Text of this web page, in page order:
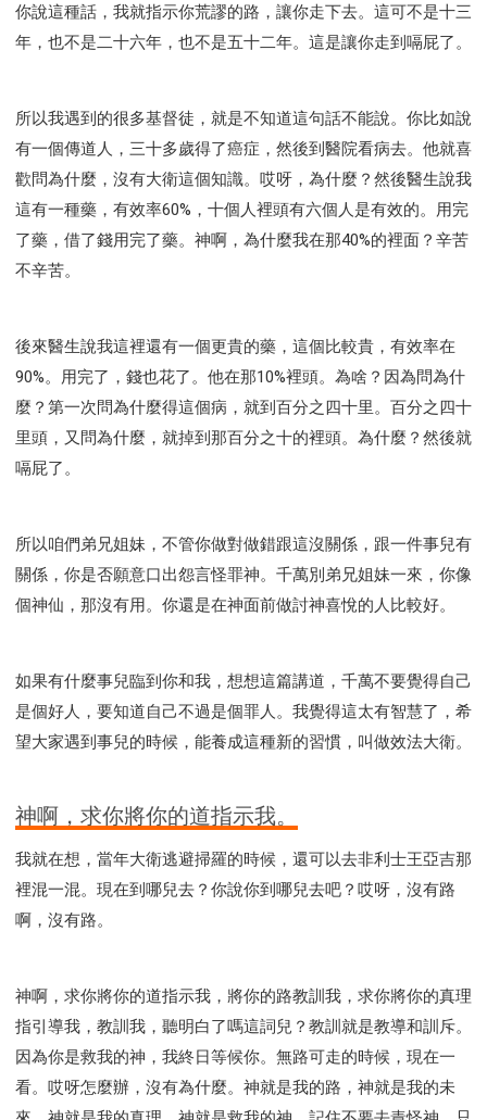
你說這種話，我就指示你荒謬的路，讓你走下去。這可不是十三
年，也不是二十六年，也不是五十二年。這是讓你走到嗝屁了。
所以我遇到的很多基督徒，就是不知道這句話不能說。你比如說
有一個傳道人，三十多歲得了癌症，然後到醫院看病去。他就喜
歡問為什麼，沒有大衛這個知識。哎呀，為什麼？然後醫生說我
這有一種藥，有效率60%，十個人裡頭有六個人是有效的。用完
了藥，借了錢用完了藥。神啊，為什麼我在那40%的裡面？辛苦
不辛苦。
後來醫生說我這裡還有一個更貴的藥，這個比較貴，有效率在
90%。用完了，錢也花了。他在那10%裡頭。為啥？因為問為什
麼？第一次問為什麼得這個病，就到百分之四十里。百分之四十
里頭，又問為什麼，就掉到那百分之十的裡頭。為什麼？然後就
嗝屁了。
所以咱們弟兄姐妹，不管你做對做錯跟這沒關係，跟一件事兒有
關係，你是否願意口出怨言怪罪神。千萬別弟兄姐妹一來，你像
個神仙，那沒有用。你還是在神面前做討神喜悅的人比較好。
如果有什麼事兒臨到你和我，想想這篇講道，千萬不要覺得自己
是個好人，要知道自己不過是個罪人。我覺得這太有智慧了，希
望大家遇到事兒的時候，能養成這種新的習慣，叫做效法大衛。
神啊，求你將你的道指示我。
我就在想，當年大衛逃避掃羅的時候，還可以去非利士王亞吉那
裡混一混。現在到哪兒去？你說你到哪兒去吧？哎呀，沒有路
啊，沒有路。
神啊，求你將你的道指示我，將你的路教訓我，求你將你的真理
指引導我，教訓我，聽明白了嗎這詞兒？教訓就是教導和訓斥。
因為你是救我的神，我終日等候你。無路可走的時候，現在一
看。哎呀怎麼辦，沒有為什麼。神就是我的路，神就是我的未